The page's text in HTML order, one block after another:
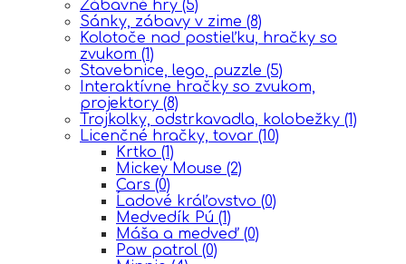
Zábavné hry (5)
Sánky, zábavy v zime (8)
Kolotoče nad postieľku, hračky so
zvukom (1)
Stavebnice, lego, puzzle (5)
Interaktívne hračky so zvukom,
projektory (8)
Trojkolky, odstrkavadla, kolobežky (1)
Licenčné hračky, tovar (10)
Krtko (1)
Mickey Mouse (2)
Cars (0)
Ĺadové kráľovstvo (0)
Medvedík Pú (1)
Máša a medveď (0)
Paw patrol (0)